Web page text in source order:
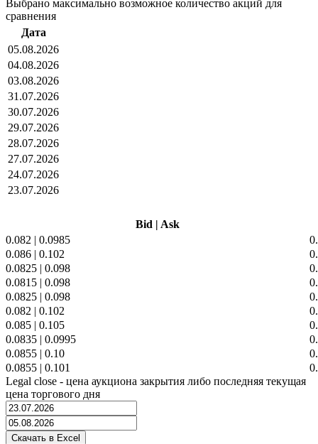
Выбрано максимально возможное количество акций для
сравнения
Дата
05.08.2026
04.08.2026
03.08.2026
31.07.2026
30.07.2026
29.07.2026
28.07.2026
27.07.2026
24.07.2026
23.07.2026
Bid | Ask
0.082 | 0.0985
0.086 | 0.102
0.0825 | 0.098
0.0815 | 0.098
0.0825 | 0.098
0.082 | 0.102
0.085 | 0.105
0.0835 | 0.0995
0.0855 | 0.10
0.0855 | 0.101
Legal close - цена аукциона закрытия либо последняя текущая
цена торгового дня